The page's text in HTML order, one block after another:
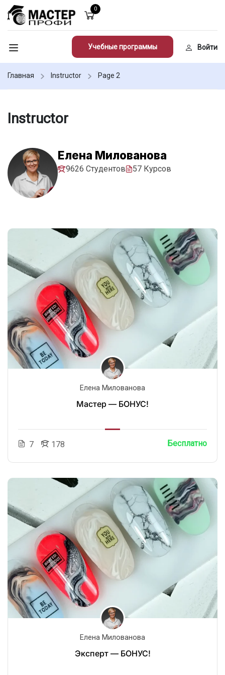
0
Учебные программы Войти
Главная Instructor Page 2
Instructor
Елена Милованова
9626 Студентов 57 Курсов
Елена Милованова
Мастер — БОНУС!
7 178 Бесплатно
Елена Милованова
Эксперт — БОНУС!